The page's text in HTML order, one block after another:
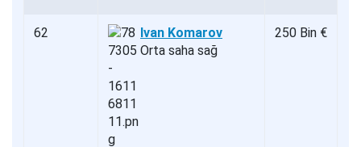
62
Ivan Komarov
Orta saha sağ
250 Bin €